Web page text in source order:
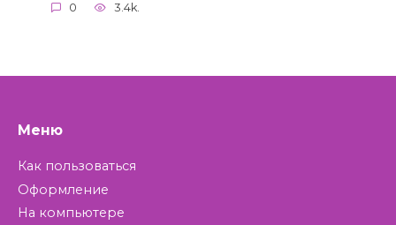
0 3.4k.
Меню
Как пользоваться
Оформление
На компьютере